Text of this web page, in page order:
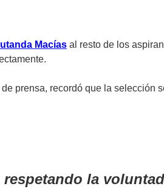
Macías al resto de los
prensa, recordó que la selección
la